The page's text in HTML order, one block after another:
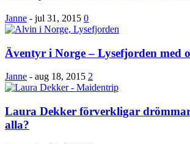
Janne - jul 31, 2015 0
Äventyr i Norge – Lysefjorden med
Janne - aug 18, 2015 2
Laura Dekker förverkligar
alla?